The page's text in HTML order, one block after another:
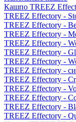
Кашпо TREEZ
TREEZ Effectory -
TREEZ Effectory -
TREEZ Effectory -
TREEZ Effectory -
TREEZ Effectory -
TREEZ Effectory -
TREEZ Effectory -
TREEZ Effectory -
TREEZ Effectory -
TREEZ Effectory -
TREEZ Effectory -
TREEZ Effectory -